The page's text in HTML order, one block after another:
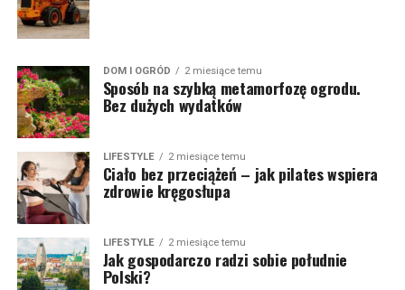
DOM I OGRÓD 2 miesiące temu
Sposób na szybką metamorfozę ogrodu.
Bez dużych wydatków
LIFESTYLE 2 miesiące temu
Ciało bez przeciążeń – jak pilates wspiera
zdrowie kręgosłupa
LIFESTYLE 2 miesiące temu
Jak gospodarczo radzi sobie południe
Polski?